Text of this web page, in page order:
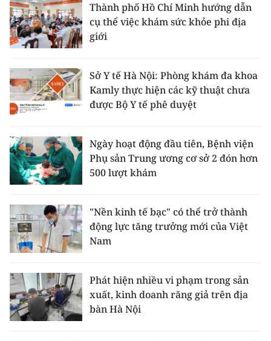
Thành phố Hồ Chí Minh hướng dẫn
cụ thể việc khám sức khỏe phi địa
giới
Sở Y tế Hà Nội: Phòng khám đa khoa
Kamly thực hiện các kỹ thuật chưa
được Bộ Y tế phê duyệt
Ngày hoạt động đầu tiên, Bệnh viện
Phụ sản Trung ương cơ sở 2 đón hơn
500 lượt khám
"Nền kinh tế bạc" có thể trở thành
động lực tăng trưởng mới của Việt
Nam
Phát hiện nhiều vi phạm trong sản
xuất, kinh doanh răng giả trên địa
bàn Hà Nội